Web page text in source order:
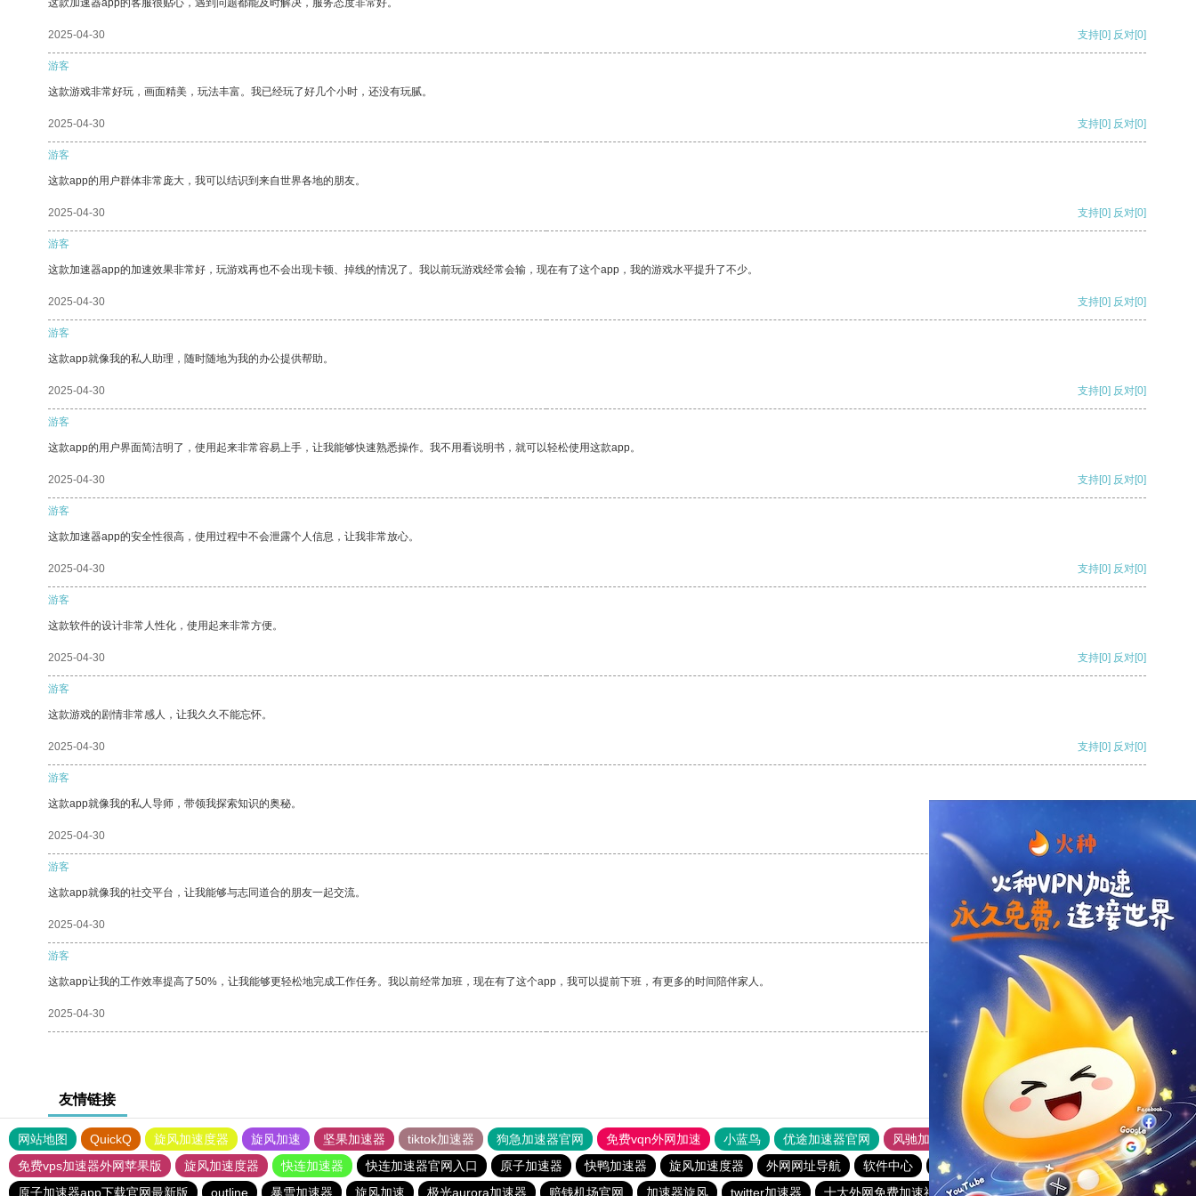
这款加速器app的客服很贴心，遇到问题都能及时解决，服务态度非常好。
2025-04-30 支持[0] 反对[0]
游客
这款游戏非常好玩，画面精美，玩法丰富。我已经玩了好几个小时，还没有玩腻。
2025-04-30 支持[0] 反对[0]
游客
这款app的用户群体非常庞大，我可以结识到来自世界各地的朋友。
2025-04-30 支持[0] 反对[0]
游客
这款加速器app的加速效果非常好，玩游戏再也不会出现卡顿、掉线的情况了。我以前玩游戏经常会输，现在有了这个app，我的游戏水平提升了不少。
2025-04-30 支持[0] 反对[0]
游客
这款app就像我的私人助理，随时随地为我的办公提供帮助。
2025-04-30 支持[0] 反对[0]
游客
这款app的用户界面简洁明了，使用起来非常容易上手，让我能够快速熟悉操作。我不用看说明书，就可以轻松使用这款app。
2025-04-30 支持[0] 反对[0]
游客
这款加速器app的安全性很高，使用过程中不会泄露个人信息，让我非常放心。
2025-04-30 支持[0] 反对[0]
游客
这款软件的设计非常人性化，使用起来非常方便。
2025-04-30 支持[0] 反对[0]
游客
这款游戏的剧情非常感人，让我久久不能忘怀。
2025-04-30 支持[0] 反对[0]
游客
这款app就像我的私人导师，带领我探索知识的奥秘。
2025-04-30 支持
游客
这款app就像我的社交平台，让我能够与志同道合的朋友一起交流。
2025-04-30 支持[0] 反对[0]
游客
这款app让我的工作效率提高了50%，让我能够更轻松地完成工作任务。我以前经常加班，现在有了这个app，我可以提前下班，有更多的时间陪伴家人。
2025-04-30 支持[0] 反对[0]
友情链接
网站地图 QuickQ 旋风加速度器 旋风加速 坚果加速器 tiktok加速器 狗急加速器官网 免费vqn外网加速 小蓝鸟 优途加速器官网 风驰加速器
旋风加速器
免费vps加速器外网苹果版
旋风加速度器 快连加速器 快连加速器官网入口 原子加速器 快鸭加速器 旋风加速度器 外网网址导航 软件中心 雷霆加速 狂飙加速器
哔咔漫画
原子加速器app下载官网最新版
outline 暴雪加速器 旋风加速 极光aurora加速器 赔钱机场官网 加速器旋风 twitter加速器 十大外网免费加速神器 快鸭加速器app 猴王加速器